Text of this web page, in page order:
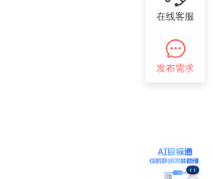
在线客服
发布需求